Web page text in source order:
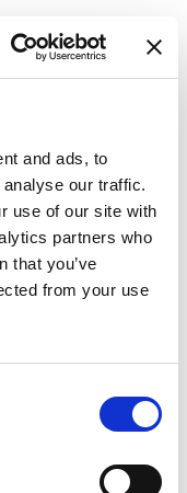
and ads, to
our traffic.
use of our site with
partners who
that you’ve
from your use
les
Ils aident
activité du casier
interaction. Ces